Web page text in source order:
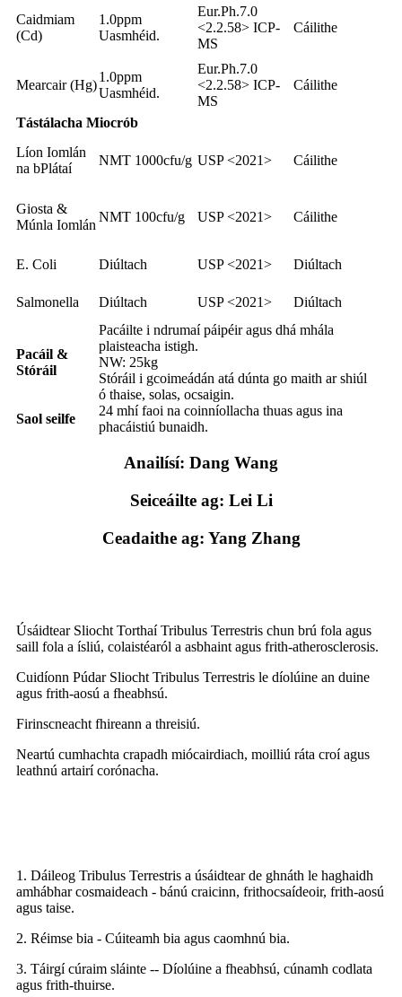
Caidmiam
(Cd)
1.0ppm
Uasmhéid.
Eur.Ph.7.0
<2.2.58> ICP-
MS
Cáilithe
Mearcair (Hg)
1.0ppm
Uasmhéid.
Eur.Ph.7.0
<2.2.58> ICP-
MS
Cáilithe
Tástálacha Miocrób
Líon Iomlán
na bPlátaí
NMT 1000cfu/g USP <2021> Cáilithe
Giosta &
Múnla Iomlán
NMT 100cfu/g USP <2021> Cáilithe
E. Coli Diúltach USP <2021> Diúltach
Salmonella Diúltach USP <2021> Diúltach
Pacáil &
Stóráil
Pacáilte i ndrumaí páipéir agus dhá mhála
plaisteacha istigh.
NW: 25kg
Stóráil i gcoimeádán atá dúnta go maith ar shiúl
ó thaise, solas, ocsaigin.
Saol seilfe
24 mhí faoi na coinníollacha thuas agus ina
phacáistiú bunaidh.
Anailísí: Dang Wang
Seiceáilte ag: Lei Li
Ceadaithe ag: Yang Zhang
Úsáidtear Sliocht Torthaí Tribulus Terrestris chun brú fola agus
saill fola a ísliú, colaistéaról a asbhaint agus frith-atherosclerosis.
Cuidíonn Púdar Sliocht Tribulus Terrestris le díolúine an duine
agus frith-aosú a fheabhsú.
Firinscneacht fhireann a threisiú.
Neartú cumhachta crapadh miócairdiach, moilliú ráta croí agus
leathnú artairí corónacha.
1. Dáileog Tribulus Terrestris a úsáidtear de ghnáth le haghaidh
amhábhar cosmaideach - bánú craicinn, frithocsaídeoir, frith-aosú
agus taise.
2. Réimse bia - Cúiteamh bia agus caomhnú bia.
3. Táirgí cúraim sláinte -- Díolúine a fheabhsú, cúnamh codlata
agus frith-thuirse.